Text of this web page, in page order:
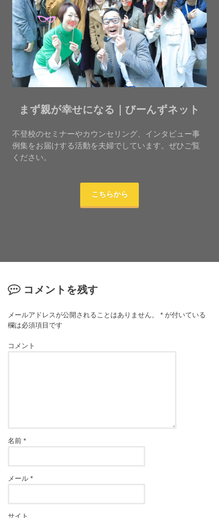
まず親が幸せになる｜びーんずネット
不登校のセミナーやカウンセリング、インタビュー事
例集をお届けする活動を夫婦でしています。ぜひご覧
ください。
こちらから
コメントを残す
メールアドレスが公開されることはありません。 * が付いている
欄は必須項目です
コメント
名前*
メール*
サイト